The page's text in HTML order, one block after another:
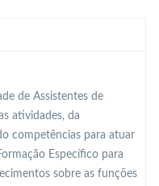
de Assistentes de
atividades, da
competências para atuar
Específico para
sobre as funções